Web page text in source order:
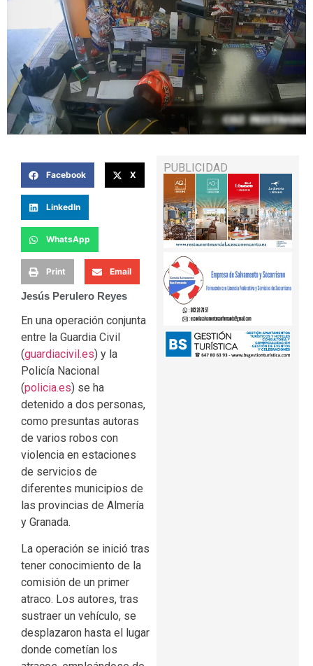
Facebook X
LinkedIn
WhatsApp
Print Email
Jesús Perulero Reyes
En una operación conjunta
entre la Guardia Civil
(guardiacivil.es) y la
Policía Nacional
(policia.es) se ha
detenido a dos personas,
como presuntas autoras
de varios robos con
violencia en estaciones
de servicios de
diferentes municipios de
las provincias de Almería
y Granada.
La operación se inició tras
tener conocimiento de la
comisión de un primer
atraco. Los autores, tras
sustraer un vehículo, se
desplazaron hasta el lugar
donde cometían los
PUBLICIDAD